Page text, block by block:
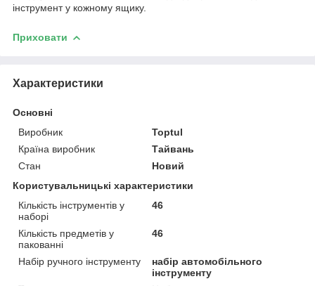
інструмент у кожному ящику.
Приховати
Характеристики
Основні
Виробник
Toptul
Країна виробник
Тайвань
Стан
Новий
Користувальницькі характеристики
Кількість інструментів у
наборі
46
Кількість предметів у
пакованні
46
Набір ручного інструменту
набір автомобільного
інструменту